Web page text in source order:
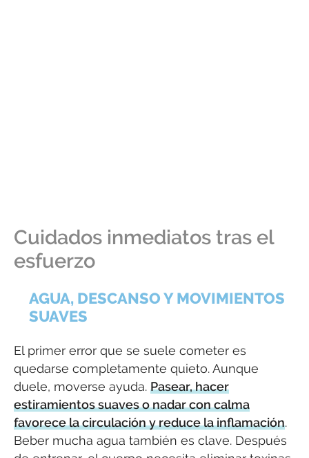
Cuidados inmediatos tras el
esfuerzo
AGUA, DESCANSO Y MOVIMIENTOS
SUAVES
El primer error que se suele cometer es
quedarse completamente quieto. Aunque
duele, moverse ayuda. Pasear, hacer
estiramientos suaves o nadar con calma
favorece la circulación y reduce la inflamación.
Beber mucha agua también es clave. Después